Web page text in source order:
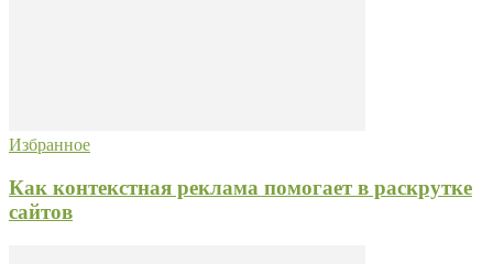
Избранное
Как контекстная реклама помогает в раскрутке
сайтов